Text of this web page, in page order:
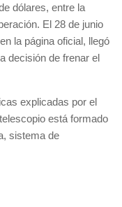
dólares, entre la
El 28 de junio
la página oficial, llegó
decisión de frenar el
explicadas por el
está formado
sistema de